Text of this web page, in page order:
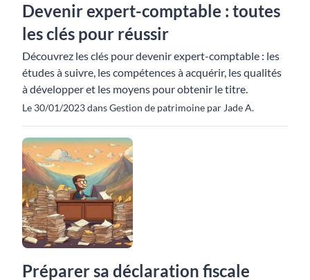
Devenir expert-comptable : toutes
les clés pour réussir
Découvrez les clés pour devenir expert-comptable : les
études à suivre, les compétences à acquérir, les qualités
à développer et les moyens pour obtenir le titre.
Le 30/01/2023 dans Gestion de patrimoine par Jade A.
Préparer sa déclaration fiscale